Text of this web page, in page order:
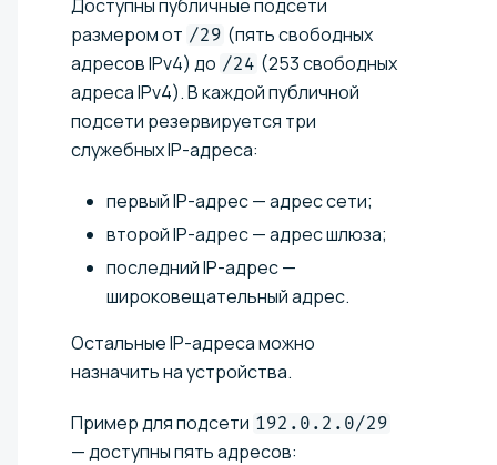
Доступны публичные подсети
размером от /29 (пять свободных
адресов IPv4) до /24 (253 свободных
адреса IPv4). В каждой публичной
подсети резервируется три
служебных IP-адреса:
первый IP-адрес — адрес сети;
второй IP-адрес — адрес шлюза;
последний IP-адрес —
широковещательный адрес.
Остальные IP-адреса можно
назначить на устройства.
Пример для подсети 192.0.2.0/29
— доступны пять адресов: